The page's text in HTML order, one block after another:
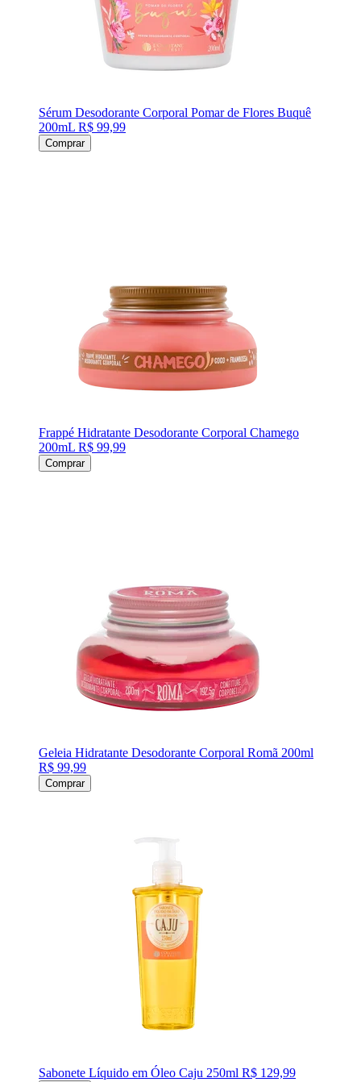
Sérum Desodorante Corporal Pomar de Flores Buquê
200mL R$ 99,99
Comprar
Frappé Hidratante Desodorante Corporal Chamego
200mL R$ 99,99
Comprar
Geleia Hidratante Desodorante Corporal Romã 200ml
R$ 99,99
Comprar
Sabonete Líquido em Óleo Caju 250ml R$ 129,99